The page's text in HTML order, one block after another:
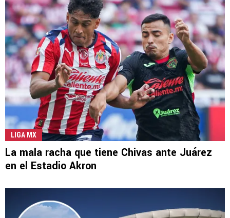
LIGA MX
La mala racha que tiene Chivas ante Juárez
en el Estadio Akron